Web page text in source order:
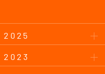
2025
2023